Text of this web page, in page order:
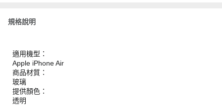
規格說明
適用機型：
Apple iPhone Air
商品材質：
玻璃
提供顏色：
透明